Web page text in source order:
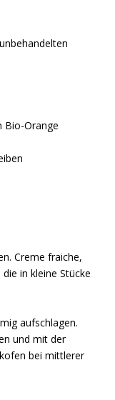
Bio-Orange
Creme fraiche,
in kleine Stücke
aufschlagen.
und mit der
bei mittlerer